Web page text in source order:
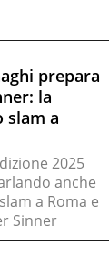
prepara
la
slam a
2025
anche
a Roma e
Sinner